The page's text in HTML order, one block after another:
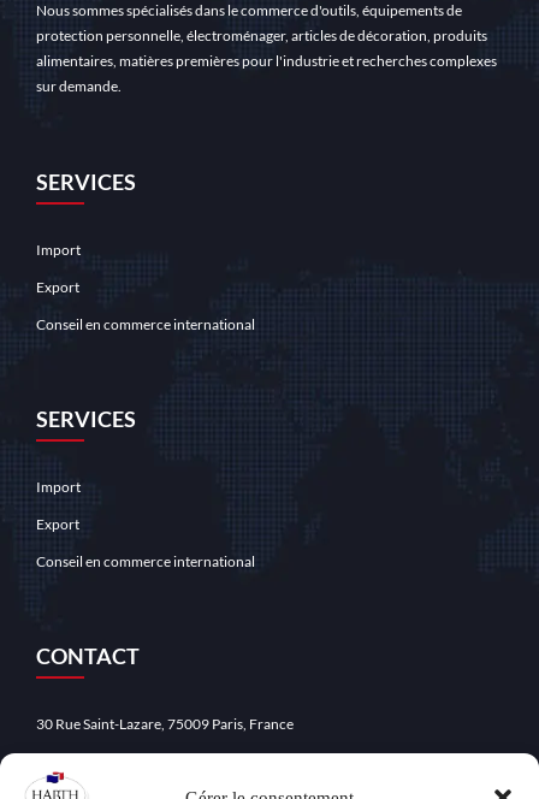
Nous sommes spécialisés dans le commerce d'outils, équipements de
protection personnelle, électroménager, articles de décoration, produits
alimentaires, matières premières pour l'industrie et recherches complexes
sur demande.
SERVICES
Import
Export
Conseil en commerce international
SERVICES
Import
Export
Conseil en commerce international
CONTACT
30 Rue Saint-Lazare, 75009 Paris, France